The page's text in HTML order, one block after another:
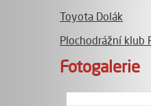
Toyota Dolák
Plochodrážní klub
Fotogalerie